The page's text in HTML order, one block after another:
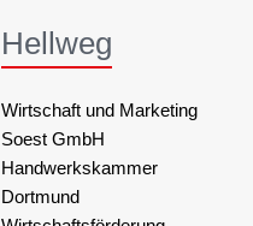
Hellweg
Wirtschaft und Marketing
Soest GmbH
Handwerkskammer
Dortmund